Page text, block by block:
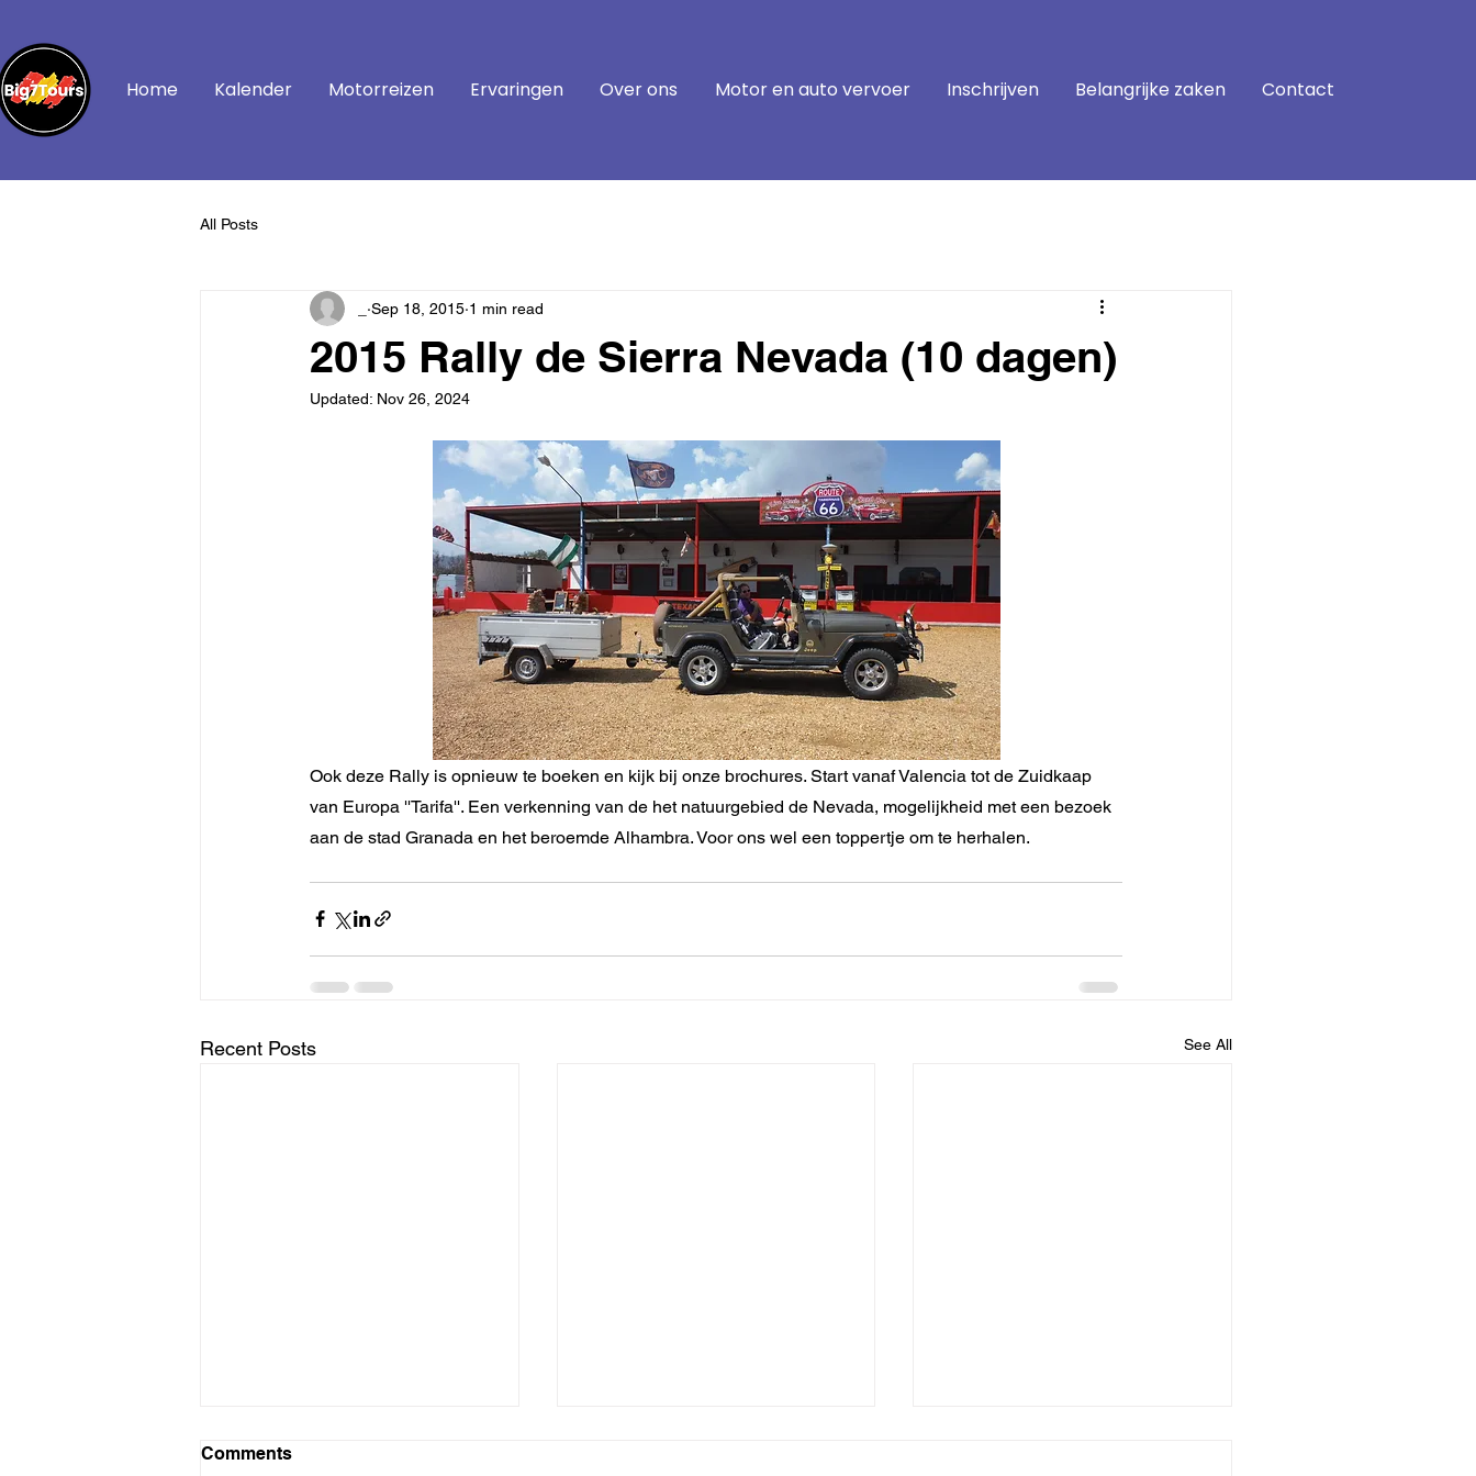
Home Kalender Motorreizen Ervaringen Over ons Motor en auto vervoer Inschrijven Belangrijke zaken Contact
All Posts
2015 Rally de Sierra Nevada (10 dagen)
Sep 18, 2015 1 min read
Updated: Nov 26, 2024
Ook deze Rally is opnieuw te boeken en kijk bij onze brochures. Start vanaf Valencia tot de Zuidkaap
van Europa ''Tarifa''. Een verkenning van de het natuurgebied de Nevada, mogelijkheid met een bezoek
aan de stad Granada en het beroemde Alhambra. Voor ons wel een toppertje om te herhalen.
Recent Posts See All
Comments